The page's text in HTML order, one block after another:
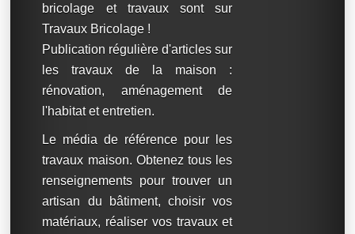
bricolage et travaux sont sur
Travaux Bricolage !
Publication régulière d'articles sur
les travaux de la maison :
rénovation, aménagement de
l'habitat et entretien.
Le média de référence pour les
travaux maison. Obtenez tous les
renseignements pour trouver un
artisan du bâtiment, choisir vos
matériaux, réaliser vos travaux et